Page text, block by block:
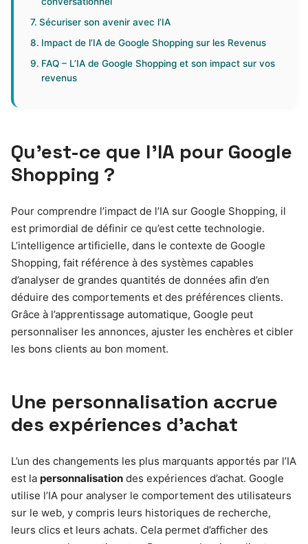
Sécuriser son avenir avec l’IA
Impact de l’IA de Google Shopping sur les Revenus
FAQ – L’IA de Google Shopping et son impact sur vos
revenus
Qu’est-ce que l’IA pour Google
Shopping ?
Pour comprendre l’impact de l’IA sur Google Shopping, il
est primordial de définir ce qu’est cette technologie.
L’intelligence artificielle, dans le contexte de Google
Shopping, fait référence à des systèmes capables
d’analyser de grandes quantités de données afin d’en
déduire des comportements et des préférences clients.
Grâce à l’apprentissage automatique, Google peut
personnaliser les annonces, ajuster les enchères et cibler
les bons clients au bon moment.
Une personnalisation accrue
des expériences d’achat
L’un des changements les plus marquants apportés par l’IA
est la personnalisation des expériences d’achat. Google
utilise l’IA pour analyser le comportement des utilisateurs
sur le web, y compris leurs historiques de recherche,
leurs clics et leurs achats. Cela permet d’afficher des